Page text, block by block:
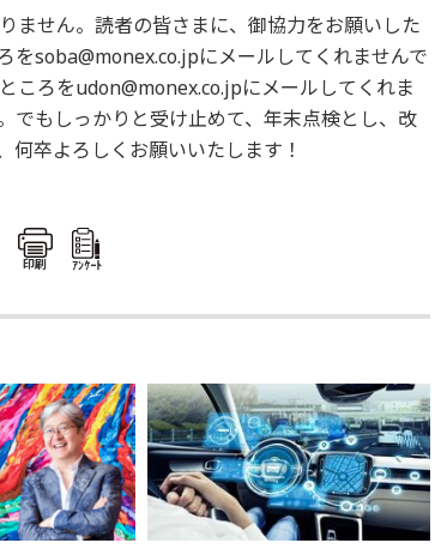
ません。読者の皆さまに、御協力をお願いした
をsoba@monex.co.jpにメールしてくれませんで
ころをudon@monex.co.jpにメールしてくれま
でもしっかりと受け止めて、年末点検とし、改
卒よろしくお願いいたします！
印刷 ｱﾝｹｰﾄ